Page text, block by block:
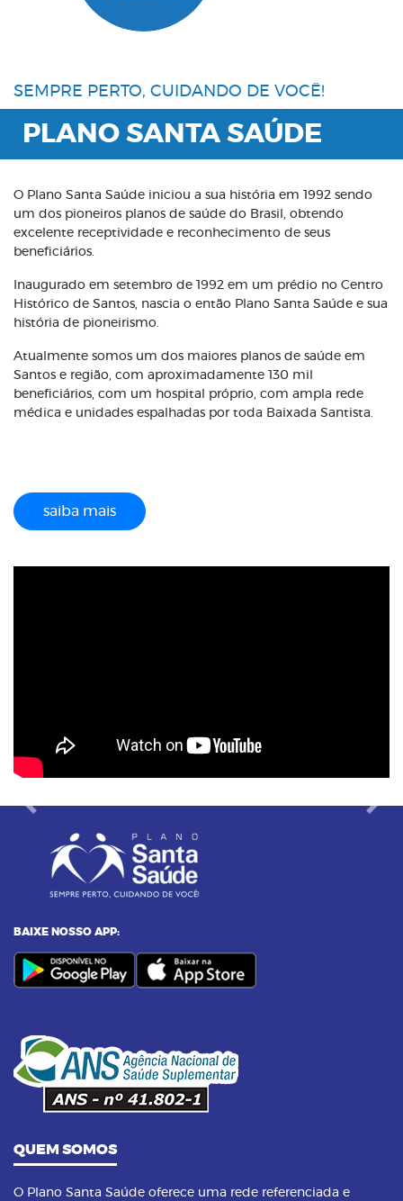
SEMPRE PERTO, CUIDANDO DE VOCÊ!
PLANO SANTA SAÚDE
O Plano Santa Saúde iniciou a sua história em 1992 sendo
um dos pioneiros planos de saúde do Brasil, obtendo
excelente receptividade e reconhecimento de seus
beneficiários.
Inaugurado em setembro de 1992 em um prédio no Centro
Histórico de Santos, nascia o então Plano Santa Saúde e sua
história de pioneirismo.
Atualmente somos um dos maiores planos de saúde em
Santos e região, com aproximadamente 130 mil
beneficiários, com um hospital próprio, com ampla rede
médica e unidades espalhadas por toda Baixada Santista.
saiba mais
Previous Next
BAIXE NOSSO APP:
QUEM SOMOS
O Plano Santa Saúde oferece uma rede referenciada e